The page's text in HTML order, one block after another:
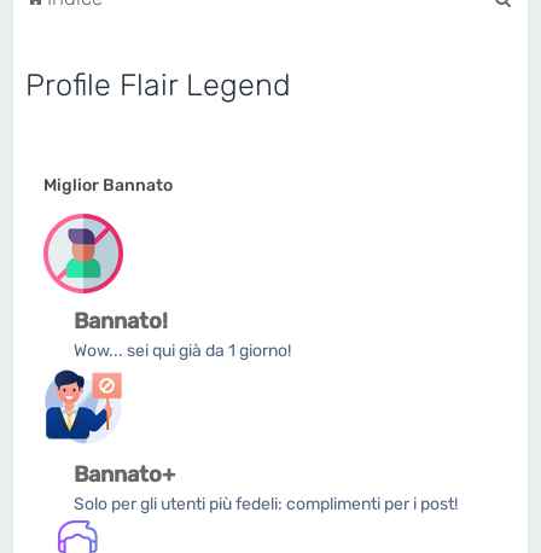
Profile Flair Legend
Miglior Bannato
Bannato!
Wow... sei qui già da 1 giorno!
Bannato+
Solo per gli utenti più fedeli: complimenti per i post!